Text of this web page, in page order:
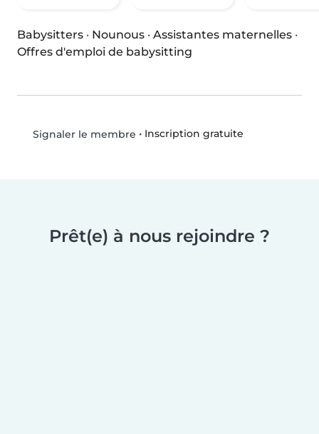
Babysitters · Nounous · Assistantes maternelles ·
Offres d'emploi de babysitting
Signaler le membre • Inscription gratuite
Prêt(e) à nous rejoindre ?